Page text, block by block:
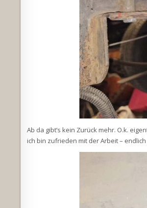
Ab da gibt’s kein Zurück mehr. O.k.
ich bin zufrieden mit der Arbeit –